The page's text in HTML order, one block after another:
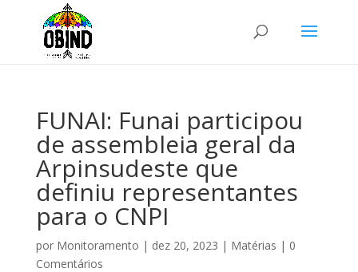
FUNAI: Funai participou
de assembleia geral da
Arpinsudeste que
definiu representantes
para o CNPI
por Monitoramento | dez 20, 2023 | Matérias | 0
Comentários